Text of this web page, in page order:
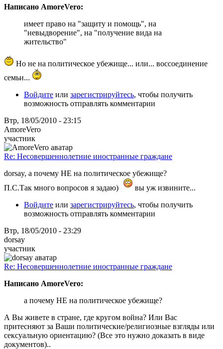
Написано AmoreVero:
имеет право на "защиту и помощь", на
"невыдворение", на "получение вида на
жительство"
Но не на политическое убежище... или... воссоединение
семьи...
Войдите или зарегистрируйтесь, чтобы получить
возможность отправлять комментарии
Втр, 18/05/2010 - 23:15
AmoreVero
участник
Re: Несовершеннолетние иностранные граждане
dorsay, а почему НЕ на политическое убежище?
П.С.Так много вопросов я задаю)
вы уж извините...
Войдите или зарегистрируйтесь, чтобы получить
возможность отправлять комментарии
Втр, 18/05/2010 - 23:29
dorsay
участник
Re: Несовершеннолетние иностранные граждане
Написано AmoreVero:
а почему НЕ на политическое убежище?
А Вы живете в стране, где кругом война? Или Вас
притесняют за Ваши политические/религиозные взгляды или
сексуальную ориентацию? (Все это нужно доказать в виде
документов)..